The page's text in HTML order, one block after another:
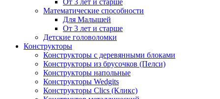
Математические способности
Для Малышей
От 3 лет и старше
Детские головоломки
Конструкторы
Конструкторы с деревянными блоками
Конструкторы из брусочков (Пелси)
Конструкторы напольные
Конструкторы Wedgits
Конструкторы Clics (Кликс)